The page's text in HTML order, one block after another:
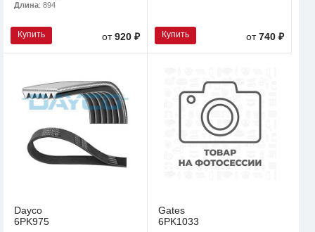
Длина: 894
Купить от920 ₽ Купить от740 ₽
Dayco
6PK975
Gates
6PK1033